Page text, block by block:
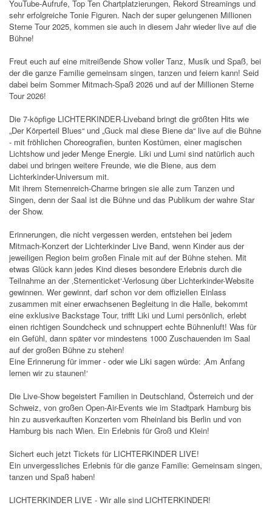
YouTube-Aufrufe, Top Ten Chartplatzierungen, Rekord Streamings und
sehr erfolgreiche Tonie Figuren. Nach der super gelungenen Millionen
Sterne Tour 2025, kommen sie auch in diesem Jahr wieder live auf die
Bühne!
Freut euch auf eine mitreißende Show voller Tanz, Musik und Spaß, bei
der die ganze Familie gemeinsam singen, tanzen und feiern kann! Seid
dabei beim Sommer Mitmach-Spaß 2026 und auf der Millionen Sterne
Tour 2026!
Die 7-köpfige LICHTERKINDER-Liveband bringt die größten Hits wie
„Der Körperteil Blues“ und „Guck mal diese Biene da“ live auf die Bühne
- mit fröhlichen Choreografien, bunten Kostümen, einer magischen
Lichtshow und jeder Menge Energie. Liki und Lumi sind natürlich auch
dabei und bringen weitere Freunde, wie die Biene, aus dem
Lichterkinder-Universum mit.
Mit ihrem Sternenreich-Charme bringen sie alle zum Tanzen und
Singen, denn der Saal ist die Bühne und das Publikum der wahre Star
der Show.
Erinnerungen, die nicht vergessen werden, entstehen bei jedem
Mitmach-Konzert der Lichterkinder Live Band, wenn Kinder aus der
jeweiligen Region beim großen Finale mit auf der Bühne stehen. Mit
etwas Glück kann jedes Kind dieses besondere Erlebnis durch die
Teilnahme an der ‚Sternenticket‘-Verlosung über Lichterkinder-Website
gewinnen. Wer gewinnt, darf schon vor dem offiziellen Einlass
zusammen mit einer erwachsenen Begleitung in die Halle, bekommt
eine exklusive Backstage Tour, trifft Liki und Lumi persönlich, erlebt
einen richtigen Soundcheck und schnuppert echte Bühnenluft! Was für
ein Gefühl, dann später vor mindestens 1000 Zuschauenden im Saal
auf der großen Bühne zu stehen!
Eine Erinnerung für immer - oder wie Liki sagen würde: ‚Am Anfang
lernen wir zu staunen!‘
Die Live-Show begeistert Familien in Deutschland, Österreich und der
Schweiz, von großen Open-Air-Events wie im Stadtpark Hamburg bis
hin zu ausverkauften Konzerten vom Rheinland bis Berlin und von
Hamburg bis nach Wien. Ein Erlebnis für Groß und Klein!
Sichert euch jetzt Tickets für LICHTERKINDER LIVE!
Ein unvergessliches Erlebnis für die ganze Familie: Gemeinsam singen,
tanzen und Spaß haben!
LICHTERKINDER LIVE - Wir alle sind LICHTERKINDER!